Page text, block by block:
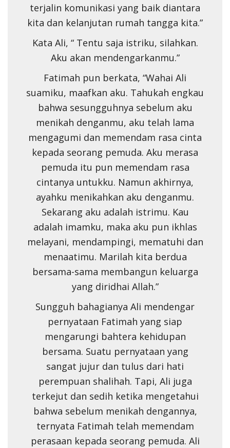
terjalin komunikasi yang baik diantara
kita dan kelanjutan rumah tangga kita.”
Kata Ali, “ Tentu saja istriku, silahkan.
Aku akan mendengarkanmu.”
Fatimah pun berkata, “Wahai Ali
suamiku, maafkan aku. Tahukah engkau
bahwa sesungguhnya sebelum aku
menikah denganmu, aku telah lama
mengagumi dan memendam rasa cinta
kepada seorang pemuda. Aku merasa
pemuda itu pun memendam rasa
cintanya untukku. Namun akhirnya,
ayahku menikahkan aku denganmu.
Sekarang aku adalah istrimu. Kau
adalah imamku, maka aku pun ikhlas
melayani, mendampingi, mematuhi dan
menaatimu. Marilah kita berdua
bersama-sama membangun keluarga
yang diridhai Allah.”
Sungguh bahagianya Ali mendengar
pernyataan Fatimah yang siap
mengarungi bahtera kehidupan
bersama. Suatu pernyataan yang
sangat jujur dan tulus dari hati
perempuan shalihah. Tapi, Ali juga
terkejut dan sedih ketika mengetahui
bahwa sebelum menikah dengannya,
ternyata Fatimah telah memendam
perasaan kepada seorang pemuda. Ali